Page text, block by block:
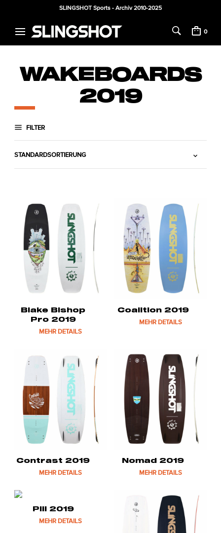
SLINGSHOT Sports - Archiv 2010-2025
0
WAKEBOARDS
2019
FILTER
Blake Bishop
Pro 2019
MEHR DETAILS
Coalition 2019
MEHR DETAILS
Contrast 2019
MEHR DETAILS
Nomad 2019
MEHR DETAILS
Pill 2019
MEHR DETAILS